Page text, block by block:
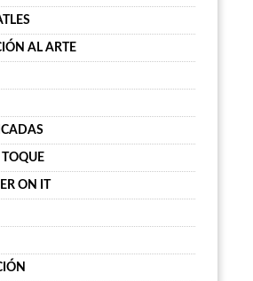
AL ARTE
ON IT